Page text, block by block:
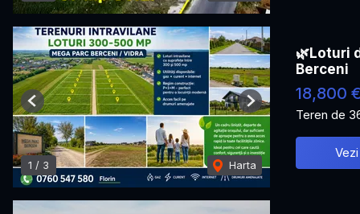
1 / 3 Harta
Previous Next
🌿Loturi
Berceni
18,800 €
Teren de